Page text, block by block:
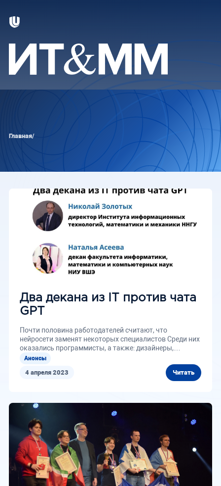
Главная/
4 апреля 2023 Читать
Два декана из IT против чата
GPT
Почти половина работодателей считают, что
нейросети заменят некоторых специалистов Среди них
оказались программисты, а также: дизайнеры,
копирайтеры, маркетологи,...
Анонсы